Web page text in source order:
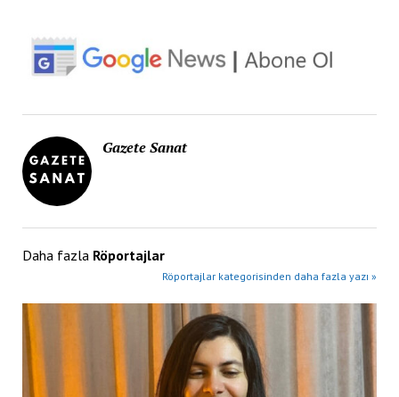
Gazete Sanat
Daha fazla Röportajlar
Röportajlar kategorisinden daha fazla yazı »